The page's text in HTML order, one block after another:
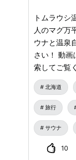
町産業課） TEL：
でそばを提
まう可能性
トムラウシ
人のマグ万
ウナと温泉
さい！ 動画は“マグ万平 トムラウシ温泉 YouTube"で検
索してご覧
北海道
旅行
サウナ
10